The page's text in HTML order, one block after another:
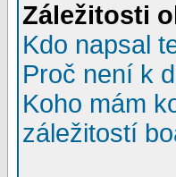
Záležitosti
Kdo napsal
Proč není k
Koho mám
záležitostí